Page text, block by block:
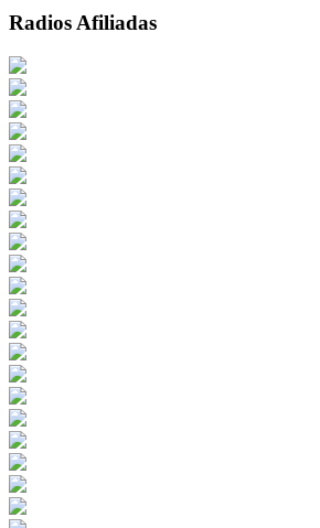
Radios Afiliadas